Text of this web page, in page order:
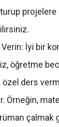
projelere
İyi bir
öğretme
özel ders
Örneğin,
çalmak